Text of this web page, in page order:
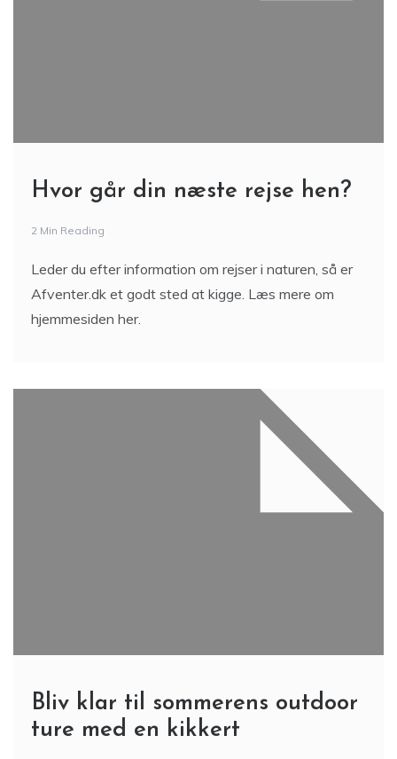
Hvor går din næste rejse hen?
2 Min Reading
Leder du efter information om rejser i naturen, så er
Afventer.dk et godt sted at kigge. Læs mere om
hjemmesiden her.
Bliv klar til sommerens outdoor
ture med en kikkert